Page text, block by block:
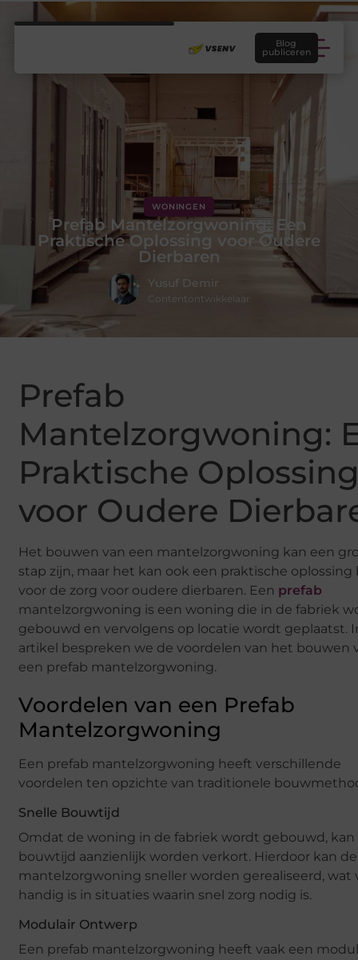
Blog
publiceren
WONINGEN
Prefab Mantelzorgwoning: Een
Praktische Oplossing voor Oudere
Dierbaren
Yusuf Demir
Contentontwikkelaar
Prefab
Mantelzorgwoning:
Praktische
voor Oudere
Het bouwen van een mantelzorgwoning kan een
stap zijn, maar het kan ook een praktische oplossing
voor de zorg voor oudere dierbaren. Een prefab
mantelzorgwoning is een woning die in de fabriek
gebouwd en vervolgens op locatie wordt geplaatst.
artikel bespreken we de voordelen van het bouwen
een prefab mantelzorgwoning.
Voordelen van een Prefab
Mantelzorgwoning
Een prefab mantelzorgwoning heeft verschillende
voordelen ten opzichte van traditionele
Snelle Bouwtijd
Omdat de woning in de fabriek wordt gebouwd, kan
bouwtijd aanzienlijk worden verkort. Hierdoor kan de
mantelzorgwoning sneller worden gerealiseerd, wat
handig is in situaties waarin snel zorg nodig is.
Modulair Ontwerp
Een prefab mantelzorgwoning heeft vaak een